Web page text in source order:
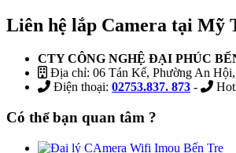
Liên hệ lắp Camera tại Mỹ
CTY CÔNG NGHỆ ĐẠI PHÚC
Địa chỉ: 06 Tán Kế, Phường An
Điện thoại: 02753.837. 873 -
Có thể bạn quan tâm ?